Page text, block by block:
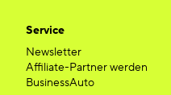
Service
Newsletter
Affiliate-Partner werden
BusinessAuto